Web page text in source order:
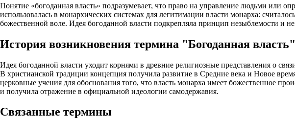
Понятие «богоданная власть» подразумевает, что право на управление людьми или
использовалась в монархических системах для легитимации власти монарха:
божественной воле. Идея богоданной власти подкрепляла принцип незыблемости и
История возникновения термина "Богоданная власть"
Идея богоданной власти уходит корнями в древние религиозные представления о
В христианской традиции концепция получила развитие в Средние века и Новое
церковные учения для обоснования того, что власть монарха имеет божественное
и получила отражение в официальной идеологии самодержавия.
Связанные термины